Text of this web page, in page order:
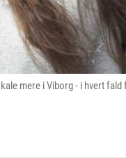
mere i Viborg - i hvert